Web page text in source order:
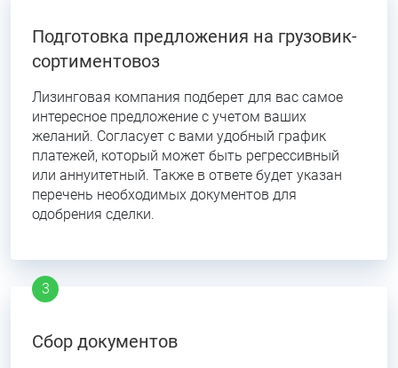
Подготовка предложения на грузовик-
сортиментовоз
Лизинговая компания подберет для вас самое
интересное предложение с учетом ваших
желаний. Согласует с вами удобный график
платежей, который может быть регрессивный
или аннуитетный. Также в ответе будет указан
перечень необходимых документов для
одобрения сделки.
Сбор документов